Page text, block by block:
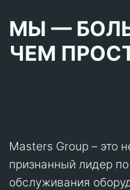
МЫ —
ЧЕМ
Masters Group – это
признанный лидер
обслуживания